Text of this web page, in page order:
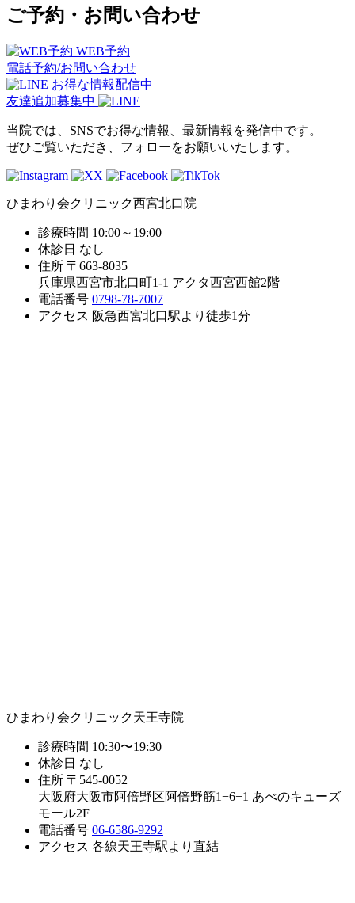
ご予約・お問い合わせ
WEB予約
電話予約/お問い合わせ
お得な情報配信中
友達追加募集中
当院では、SNSでお得な情報、最新情報を発信中です。
ぜひご覧いただき、フォローをお願いいたします。
ひまわり会クリニック西宮北口院
診療時間 10:00～19:00
休診日 なし
住所 〒663-8035
兵庫県西宮市北口町1-1 アクタ西宮西館2階
電話番号 0798-78-7007
アクセス 阪急西宮北口駅より徒歩1分
ひまわり会クリニック天王寺院
診療時間 10:30〜19:30
休診日 なし
住所 〒545-0052
大阪府大阪市阿倍野区阿倍野筋1−6−1 あべのキューズ
モール2F
電話番号 06-6586-9292
アクセス 各線天王寺駅より直結